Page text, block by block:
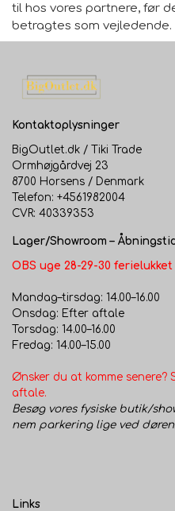
til hos vores partnere, før
betragtes som vejledende.
Kontaktoplysninger
BigOutlet.dk / Tiki Trade
Ormhøjgårdvej 23
8700 Horsens / Denmark
Telefon: +4561982004
CVR: 40339353
Lager/Showroom –
OBS uge 28-29-30 ferielukket
Mandag–tirsdag: 14.00–16.00
Onsdag: Efter aftale
Torsdag: 14.00–16.00
Fredag: 14.00–15.00
Ønsker du at komme senere?
aftale.
Besøg vores fysiske butik/
nem parkering lige ved
Links